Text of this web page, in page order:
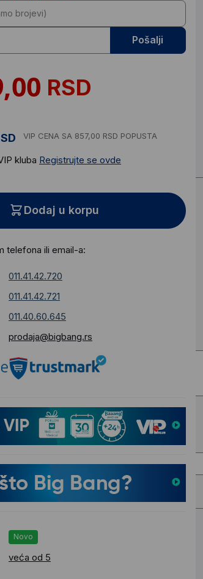
Pošalji
RSD
VIP CENA SA 857,00 RSD POPUSTA
kluba Registrujte se ovde
Dodaj u korpu
telefona ili email-a:
011.41.42.720
011.41.42.721
011.40.60.645
prodaja@bigbang.rs
Novo
veća od 5